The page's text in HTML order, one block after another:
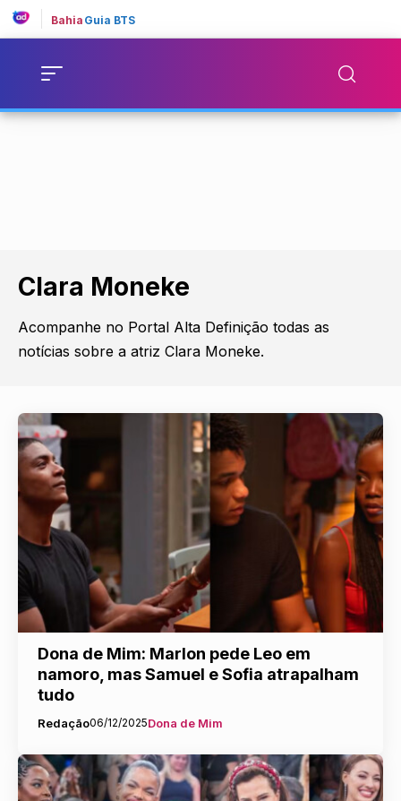
Bahia Guia BTS
Clara Moneke
Acompanhe no Portal Alta Definição todas as
notícias sobre a atriz Clara Moneke.
Dona de Mim: Marlon pede Leo em
namoro, mas Samuel e Sofia atrapalham
tudo
Redação06/12/2025Dona de Mim